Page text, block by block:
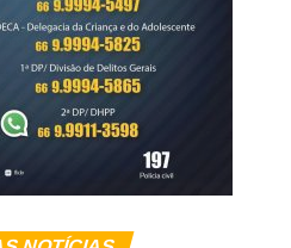
a especialista.
projeto que cria o
Ambiental
regras e dizer “não” continua